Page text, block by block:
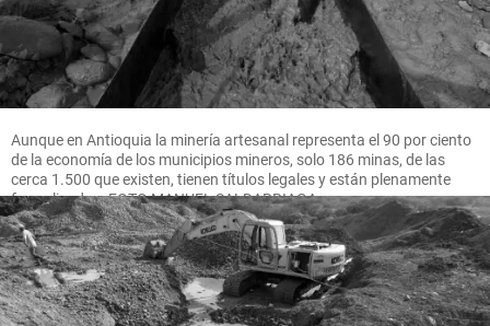
Aunque en Antioquia la minería artesanal representa el 90 por ciento
de la economía de los municipios mineros, solo 186 minas, de las
cerca 1.500 que existen, tienen títulos legales y están plenamente
formalizadas. FOTO MANUEL SALDARRIAGA